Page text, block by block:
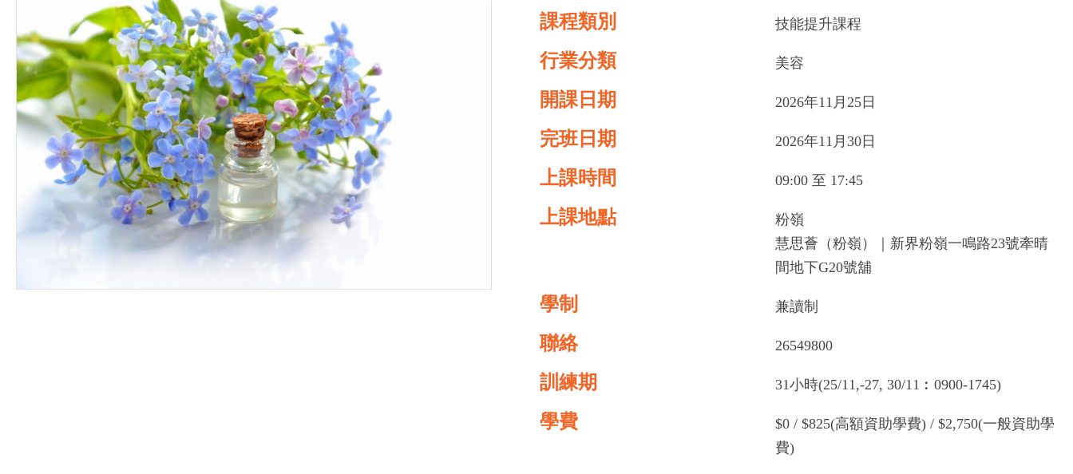
課程類別 技能提升課程
行業分類 美容
開課日期 2026年11月25日
完班日期 2026年11月30日
上課時間 09:00 至 17:45
上課地點
粉嶺
慧思薈（粉嶺）｜新界粉嶺一鳴路23號牽晴
間地下G20號舖
學制 兼讀制
聯絡 26549800
訓練期 31小時(25/11,-27, 30/11︰0900-1745)
學費
$0 / $825(高額資助學費) / $2,750(一般資助學
費)